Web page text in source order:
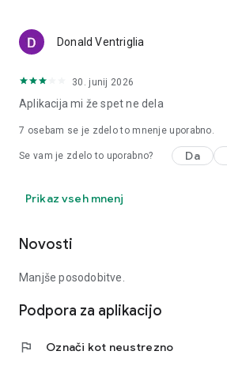
Donald Ventriglia
30. junij 2026
Aplikacija mi že spet ne dela
7 osebam se je zdelo to mnenje uporabno.
Se vam je zdelo to uporabno? Da
Prikaz vseh mnenj
Novosti
Manjše posodobitve.
Podpora za aplikacijo
flag Označi kot neustrezno